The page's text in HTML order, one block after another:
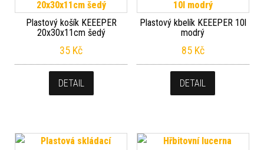
Plastový košík KEEEPER
20x30x11cm šedý
35 Kč
DETAIL
Plastový kbelík KEEEPER 10l
modrý
85 Kč
DETAIL